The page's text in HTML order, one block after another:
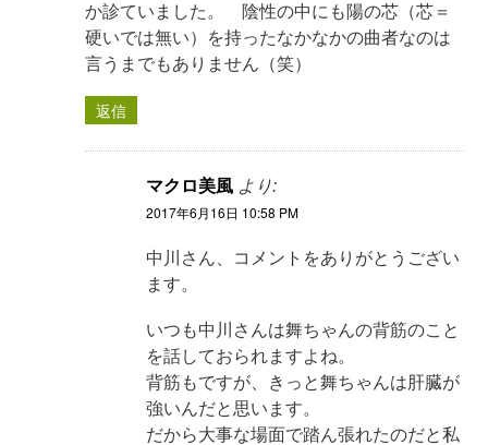
か診ていました。 陰性の中にも陽の芯（芯＝
硬いでは無い）を持ったなかなかの曲者なのは
言うまでもありません（笑）
返信
マクロ美風 より:
2017年6月16日 10:58 PM
中川さん、コメントをありがとうござい
ます。
いつも中川さんは舞ちゃんの背筋のこと
を話しておられますよね。
背筋もですが、きっと舞ちゃんは肝臓が
強いんだと思います。
だから大事な場面で踏ん張れたのだと私